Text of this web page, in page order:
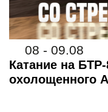
08 - 09.08
Катание на
охолощенного